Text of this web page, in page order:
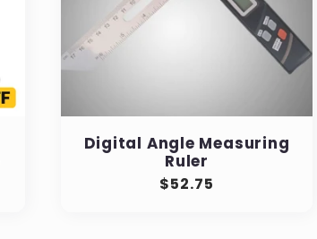
Digital Angle Measuring
Ruler
Prix
$52.75